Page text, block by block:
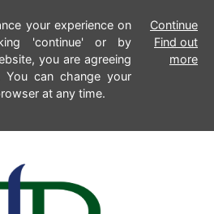
your experience on
'continue' or by
you are agreeing
can change your
at any time.
Continue
Find out
more